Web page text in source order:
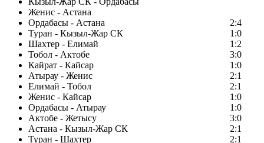
Женис - Астана
Ордабасы - Астана
2:4
Туран - Кызыл-Жар СК
1:0
Шахтер - Елимай
1:2
Тобол - Актобе
3:0
Кайрат - Кайсар
1:0
Атырау - Женис
2:1
Елимай - Тобол
2:1
Женис - Кайсар
1:0
Ордабасы - Атырау
1:0
Актобе - Жетысу
3:0
Астана - Кызыл-Жар СК
2:1
Туран - Шахтер
2:1